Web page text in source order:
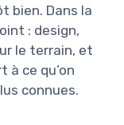
bien. Dans la
: design,
le terrain, et
à ce qu’on
connues.